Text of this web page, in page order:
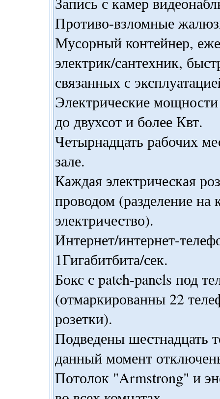
Противо-взломные
Мусорный контейнер,
электрик/сантехник,
связанных с
Электрические
до двухсот и более Квт.
Четырнадцать рабочих
зале.
Каждая электрическая
проводом (разделение
электричество).
Интернет/интернет-
1Гигабитбита/сек.
Бокс с patch-panels под
(отмаркированны 22
розетки).
Подведены
данный момент
Потолок "Armstrong" и